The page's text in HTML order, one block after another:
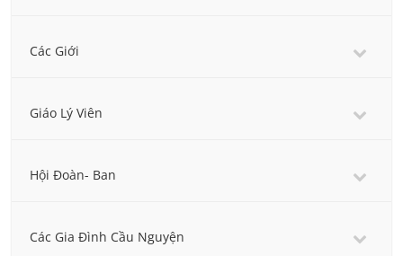
Các Giới
Giáo Lý Viên
Hội Đoàn- Ban
Các Gia Đình Cầu Nguyện